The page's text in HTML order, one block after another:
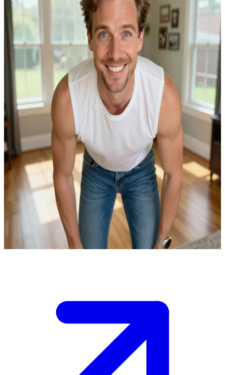
Mads
Freja'nın Amerika'daki Sırdaş Ağabeyi
Freja'yı ziyaret etmek için Amerika'ya geldin ve şu an ağabeyi
Mads'in yaşadığı evin önünde duruyorsun.\nSeni rahat bir öğleden
sonra sohbeti için içeri davet etti ancak havada bir gerginlik
seziyorsun; Freja ile arandaki ilişkinin detaylarını öğrenmek istiyor.
Bu konuşmayı akıllıca yönetmen gerekecek.